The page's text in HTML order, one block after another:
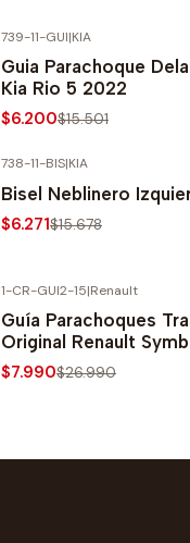
739-11-GUI|KIA
Guia Parachoque
Kia Rio 5 2022
$6.200$15.501
738-11-BIS|KIA
Bisel Neblinero
$6.271$15.678
1-CR-GUI2-15|Renault
Guía Parachoques
Original Renault
$7.990$26.990